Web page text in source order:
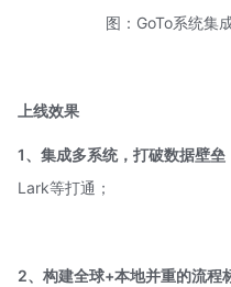
图：GoTo系统集
上线效果
1、集成多系统，打破数据壁垒
Lark等打通；
2、构建全球+本地并重的流程